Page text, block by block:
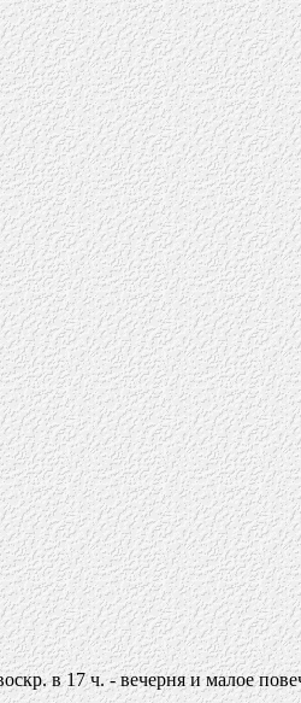
в 17 ч. - вечерня и малое